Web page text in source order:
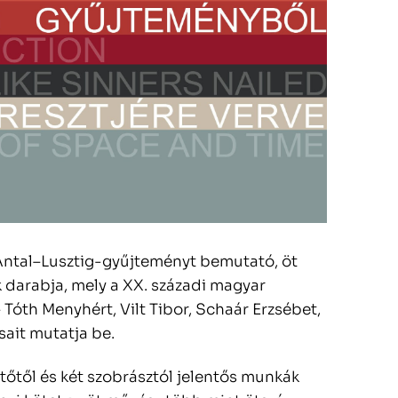
gyűjteményt bemutató, öt
mely a XX. századi magyar
Menyhért, Vilt Tibor, Schaár Erzsébet,
mutatja be.
és két szobrásztól jelentős munkák